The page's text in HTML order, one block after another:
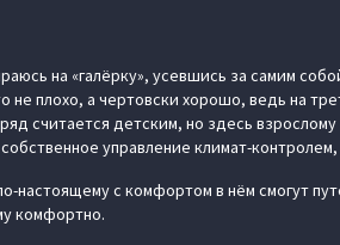
на «галёрку», усевшись за самим
плохо, а чертовски хорошо, ведь на
считается детским, но здесь
управление климат-
настоящему с комфортом в нём смогут
комфортно.